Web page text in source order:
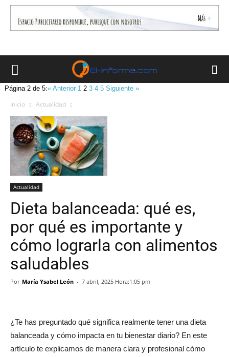
Página 2 de 5:« Anterior 1 23 4 5 Siguiente »
Inicio Actualidad
Actualidad
Dieta balanceada: qué es,
por qué es importante y
cómo lograrla con alimentos
saludables
Por María Ysabel León - 7 abril, 2025 Hora:1:05 pm
¿Te has preguntado qué significa realmente tener una dieta
balanceada y cómo impacta en tu bienestar diario? En este
artículo te explicamos de manera clara y profesional cómo